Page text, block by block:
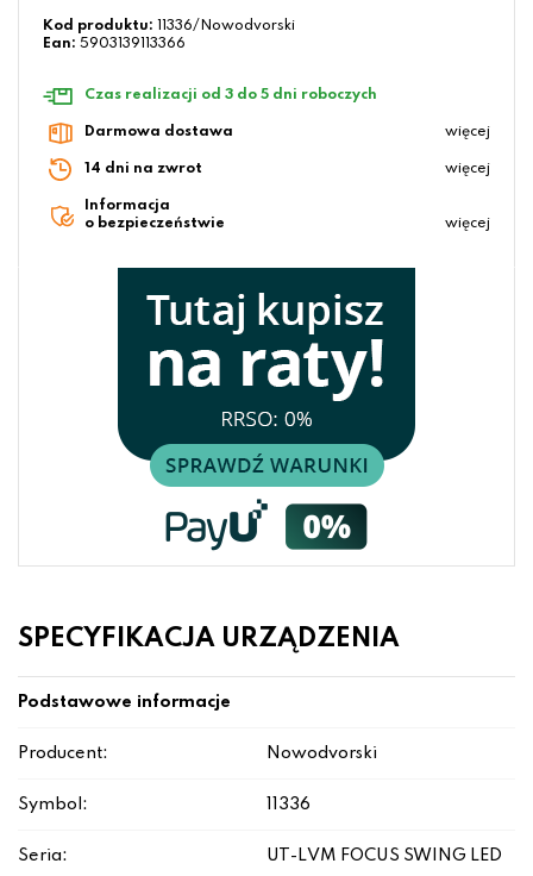
Kod produktu:
11336/Nowodvorski
Ean: 5903139113366
Czas realizacji od 3 do 5 dni roboczych
Darmowa dostawa więcej
14 dni na zwrot więcej
Informacja
o bezpieczeństwie
więcej
SPECYFIKACJA URZĄDZENIA
Podstawowe informacje
Producent: Nowodvorski
Symbol: 11336
Seria: UT-LVM FOCUS SWING LED